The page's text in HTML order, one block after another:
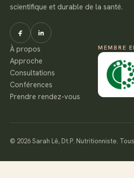
scientifique et durable de la santé.
À propos
Approche
Consultations
Conférences
Prendre rendez-vous
MEMBRE
© 2026 Sarah Lê, Dt.P. Nutritionniste.